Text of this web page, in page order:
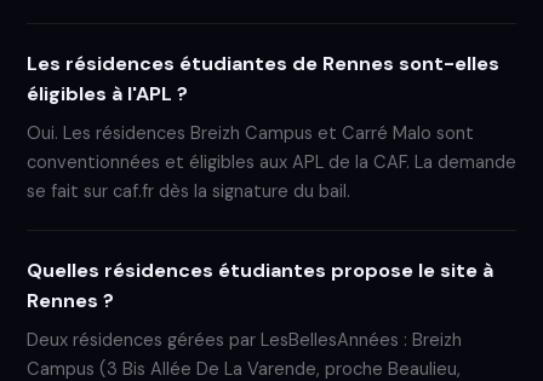
Les résidences étudiantes de Rennes sont-elles
éligibles à l'APL ?
Oui. Les résidences Breizh Campus et Carré Malo sont
conventionnées et éligibles aux APL de la CAF. La demande
se fait sur caf.fr dès la signature du bail.
Quelles résidences étudiantes propose le site à
Rennes ?
Deux résidences gérées par LesBellesAnnées : Breizh
Campus (3 Bis Allée De La Varende, proche Beaulieu,